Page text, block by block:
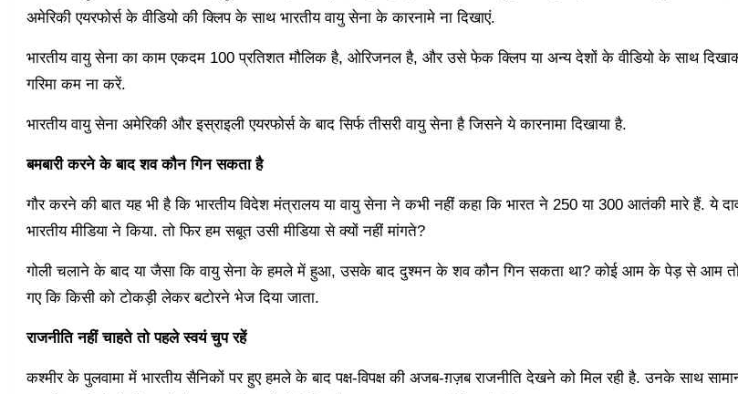
अमेरिकी एयरफोर्स के वीडियो की क्लिप के साथ भारतीय वायु सेना के कारनामे ना दिखाएं.
भारतीय वायु सेना का काम एकदम 100 प्रतिशत मौलिक है, ओरिजनल है, और उसे फेक क्लिप या अन्य देशों के वीडियो के साथ
गरिमा कम ना करें.
भारतीय वायु सेना अमेरिकी और इस्राइली एयरफोर्स के बाद सिर्फ तीसरी वायु सेना है जिसने ये कारनामा दिखाया है.
बमबारी करने के बाद शव कौन गिन सकता है
गौर करने की बात यह भी है कि भारतीय विदेश मंत्रालय या वायु सेना ने कभी नहीं कहा कि भारत ने 250 या 300 आतंकी मारे हैं. ये
भारतीय मीडिया ने किया. तो फिर हम सबूत उसी मीडिया से क्यों नहीं मांगते?
गोली चलाने के बाद या जैसा कि वायु सेना के हमले में हुआ, उसके बाद दुश्मन के शव कौन गिन सकता था? कोई आम के पेड़ से आम तो
गए कि किसी को टोकड़ी लेकर बटोरने भेज दिया जाता.
राजनीति नहीं चाहते तो पहले स्वयं चुप रहें
कश्मीर के पुलवामा में भारतीय सैनिकों पर हुए हमले के बाद पक्ष-विपक्ष की अजब-ग़ज़ब राजनीति देखने को मिल रही है. उनके साथ